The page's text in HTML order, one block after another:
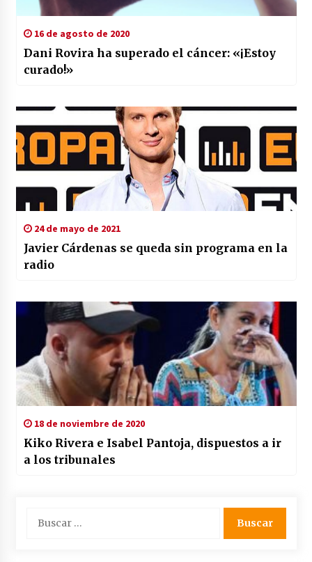
16 de agosto de 2020
Dani Rovira ha superado el cáncer: «¡Estoy
curado!»
24 de mayo de 2021
Javier Cárdenas se queda sin programa en la
radio
18 de noviembre de 2020
Kiko Rivera e Isabel Pantoja, dispuestos a ir
a los tribunales